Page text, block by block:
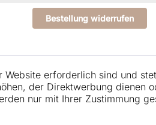
Bestellung widerrufen
erforderlich sind und
der Direktwerbung dienen
nur mit Ihrer Zustimmung